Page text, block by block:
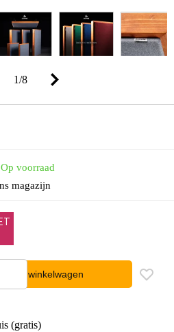
1/8
Op voorraad
magazijn
In winkelwagen
(gratis)